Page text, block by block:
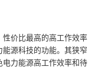
价比最高的高工作效率
源科技的功能。其狭窄
力能源高工作效率和待